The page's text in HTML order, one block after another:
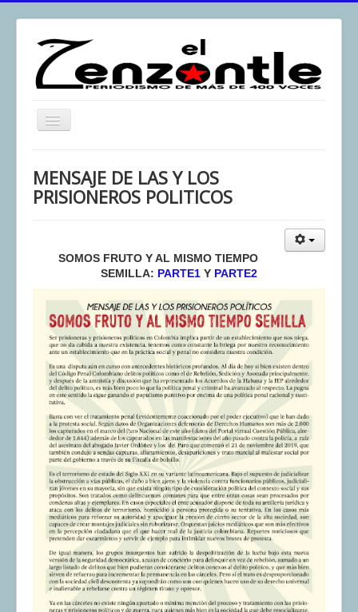
Toggle
El Zenzontle
Contacto
Afirmación
COMUNERA 67 EN PDF numero de presentación de la
voz de la Casa de los pueblos
MENSAJE DE LAS Y LOS
PRISIONEROS POLITICOS
SOMOS FRUTO Y AL MISMO TIEMPO
SEMILLA: PARTE1 Y PARTE2